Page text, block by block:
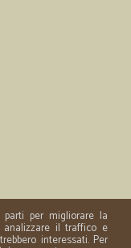
per migliorare la
analizzare il traffico e
interessati. Per